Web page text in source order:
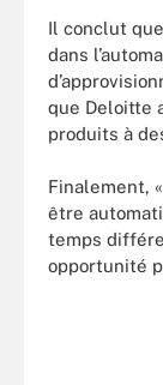
Il conclut
dans
que Deloitte
produits à
Finalement,
être
temps
opportunité